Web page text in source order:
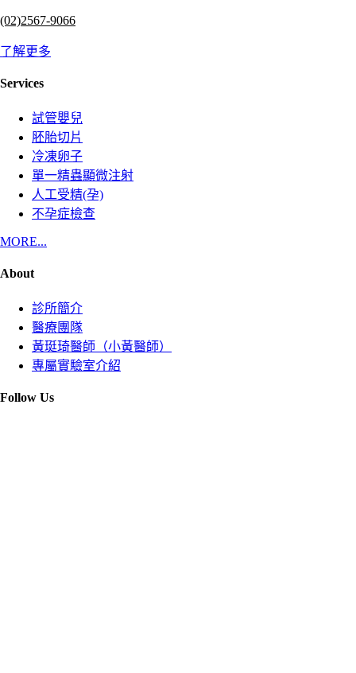
(02)2567-9066
了解更多
Services
試管嬰兒
胚胎切片
冷凍卵子
單一精蟲顯微注射
人工受精(孕)
不孕症檢查
MORE...
About
診所簡介
醫療團隊
黃珽琦醫師（小黃醫師）
專屬實驗室介紹
Follow Us